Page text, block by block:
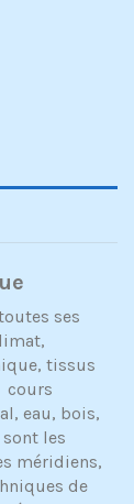
ses
tissus
cours
eau, bois,
les
méridiens,
de